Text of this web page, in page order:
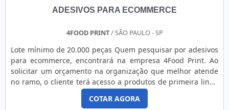
segmento. Esse tipo de cuidado ajuda a garantir a
prejuízos com substituições frequentes de produtos que
possível poupar gastos desnecessários.Existem diversos
motivos para a 4Food Print ter se tornado destaque quando
pensamos em uma empresa que entrega confiança e
produtos de qualidade. Alguns desses motivos são:
Diversas opções de pagamento disponíveis; Profissionais
com vasta experiência na área de atuação; Atendimento
ADESIVOS PARA ECOMMERCE
4FOOD PRINT/ SÃO PAULO - SP
Lote mínimo de 20.000 peças Quem pesquisar por adesivos
para ecommerce, encontrará na empresa 4Food Print. Ao
solicitar um orçamento na organização que melhor atende
no ramo, o cliente terá acesso a produtos de primeira linha
e um suporte completo, do contato inicial ao pós-
venda.MAIS INFORMAÇÕES RELEVANTES SOBRE ADESIVOS
COTAR AGORA